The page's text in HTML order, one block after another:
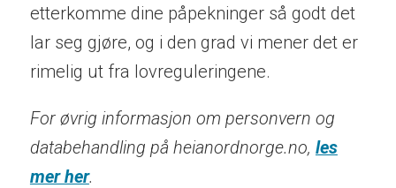
etterkomme dine påpekninger så godt det
lar seg gjøre, og i den grad vi mener det er
rimelig ut fra lovreguleringene.
For øvrig informasjon om personvern og
databehandling på heianordnorge.no, les
mer her.